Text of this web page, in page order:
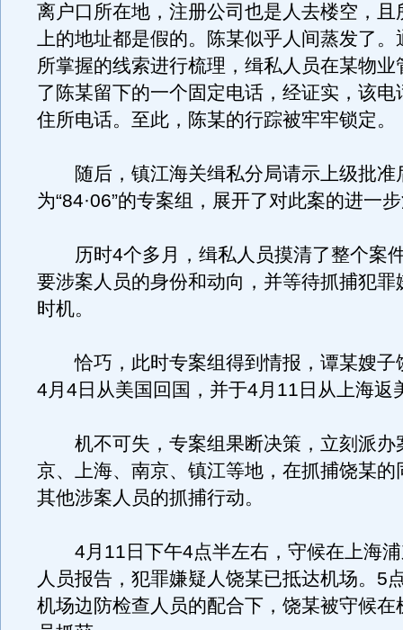
离户口所在地，注册公司也是人去楼空，且
上的地址都是假的。陈某似乎人间蒸发了。
所掌握的线索进行梳理，缉私人员在某物业
了陈某留下的一个固定电话，经证实，该电
住所电话。至此，陈某的行踪被牢牢锁定。
随后，镇江海关缉私分局请示上级批准
为“84·06”的专案组，展开了对此案的进一
历时4个多月，缉私人员摸清了整个案
要涉案人员的身份和动向，并等待抓捕犯罪
时机。
恰巧，此时专案组得到情报，谭某嫂子
4月4日从美国回国，并于4月11日从上海返
机不可失，专案组果断决策，立刻派办
京、上海、南京、镇江等地，在抓捕饶某的
其他涉案人员的抓捕行动。
4月11日下午4点半左右，守候在上海浦
人员报告，犯罪嫌疑人饶某已抵达机场。5
机场边防检查人员的配合下，饶某被守候在